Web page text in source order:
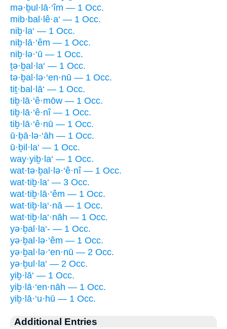
mə·ḇul·lā·‘îm — 1 Occ.
mib·bal·lê·a‘ — 1 Occ.
niḇ·la‘ — 1 Occ.
niḇ·lā·‘êm — 1 Occ.
niḇ·lə·‘ū — 1 Occ.
ṯə·ḇal·la‘ — 1 Occ.
tə·ḇal·lə·‘en·nū — 1 Occ.
tiṯ·bal·lā‘ — 1 Occ.
tiḇ·lā·‘ê·mōw — 1 Occ.
tiḇ·lā·‘ê·nî — 1 Occ.
tiḇ·lā·‘ê·nū — 1 Occ.
ū·ḇā·lə·‘āh — 1 Occ.
ū·ḇil·la‘ — 1 Occ.
way·yiḇ·la‘ — 1 Occ.
wat·tə·ḇal·lə·‘ê·nî — 1 Occ.
wat·tiḇ·la‘ — 3 Occ.
wat·tiḇ·lā·‘êm — 1 Occ.
wat·tiḇ·la‘·nā — 1 Occ.
wat·tiḇ·la‘·nāh — 1 Occ.
yə·ḇal·la‘- — 1 Occ.
yə·ḇal·lə·‘êm — 1 Occ.
yə·ḇal·lə·‘en·nū — 2 Occ.
yə·ḇul·la‘ — 2 Occ.
yiḇ·lā‘ — 1 Occ.
yiḇ·lā·‘en·nāh — 1 Occ.
yiḇ·lā·‘u·hū — 1 Occ.
Additional Entries